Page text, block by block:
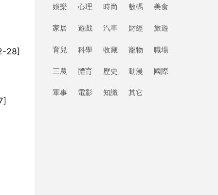
28]
娛樂 心理 時尚 數碼 美食
家居 遊戲 汽車 財經 旅遊
育兒 科學 收藏 寵物 職場
三農 體育 歷史 動漫 國際
軍事 電影 知識 其它